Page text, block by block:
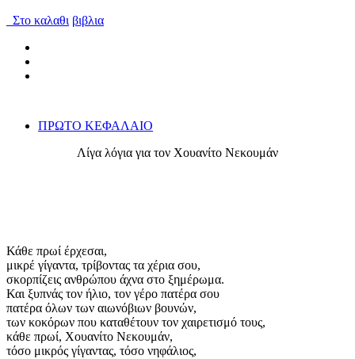
Στο καλαθι βιβλια
ΠΡΩΤΟ ΚΕΦΑΛΑΙΟ
Λίγα λόγια για τον Χουανίτο Νεκουμάν
Κάθε πρωί έρχεσαι,
μικρέ γίγαντα, τρίβοντας τα χέρια σου,
σκορπίζεις ανθρώπου άχνα στο ξημέρωμα.
Και ξυπνάς τον ήλιο, τον γέρο πατέρα σου
πατέρα όλων των αιωνόβιων βουνών,
των κοκόρων που καταθέτουν τον χαιρετισμό τους,
κάθε πρωί, Χουανίτο Νεκουμάν,
τόσο μικρός γίγαντας, τόσο νηφάλιος,